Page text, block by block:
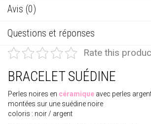
Avis (0)
Questions et réponses
Rate this
BRACELET SUÉDINE
Perles noires en céramique avec perles
montées sur une suédine noire
coloris : noir / argent